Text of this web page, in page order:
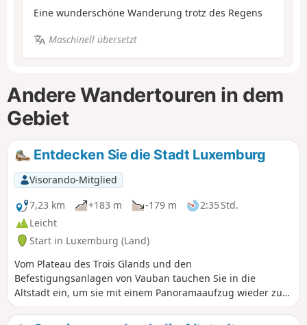
Eine wunderschöne Wanderung trotz des Regens
Maschinell übersetzt
Andere Wandertouren in dem
Gebiet
Entdecken Sie die Stadt Luxemburg
Visorando-Mitglied
7,23 km
+183 m -179 m
2:35 Std.
Leicht
Start in Luxemburg (Land)
Vom Plateau des Trois Glands und den
Befestigungsanlagen von Vauban tauchen Sie in die
Altstadt ein, um sie mit einem Panoramaaufzug wieder zu
verlassen. Begeben Sie sich dann vom Bock-Plateau aus in
die Altstadt, um den Weg der Corniche bis zum Plateau du